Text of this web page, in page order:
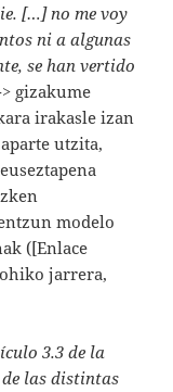
[…] no me voy
ni a algunas
se han vertido
gizakume
irakasle izan
utzita,
modelo
([Enlace
jarrera,
3.3 de la
las distintas